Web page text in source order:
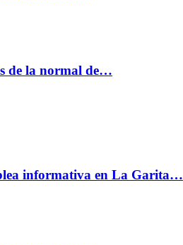
de la normal de…
informativa en La Garita…